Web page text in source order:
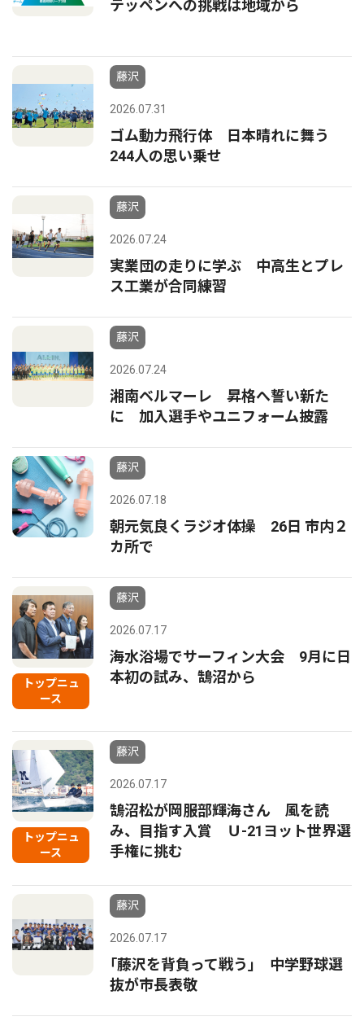
テッペンへの挑戦は地域から
藤沢
2026.07.31
ゴム動力飛行体 日本晴れに舞う
244人の思い乗せ
藤沢
2026.07.24
実業団の走りに学ぶ 中高生とプレ
ス工業が合同練習
藤沢
2026.07.24
湘南ベルマーレ 昇格へ誓い新た
に 加入選手やユニフォーム披露
藤沢
2026.07.18
朝元気良くラジオ体操 26日 市内２
カ所で
トップニュ
ース
藤沢
2026.07.17
海水浴場でサーフィン大会 9月に日
本初の試み、鵠沼から
トップニュ
ース
藤沢
2026.07.17
鵠沼松が岡服部輝海さん 風を読
み、目指す入賞 Ｕ-21ヨット世界選
手権に挑む
藤沢
2026.07.17
｢藤沢を背負って戦う｣ 中学野球選
抜が市長表敬